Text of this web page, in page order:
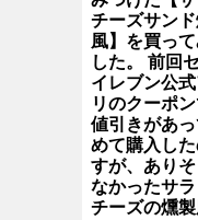
チーズサン
風】を買って
した。 前回
イレブン公
リのクーポ
値引きがあっ
めて購入し
すが、あり
なかったサラ
チーズの燻